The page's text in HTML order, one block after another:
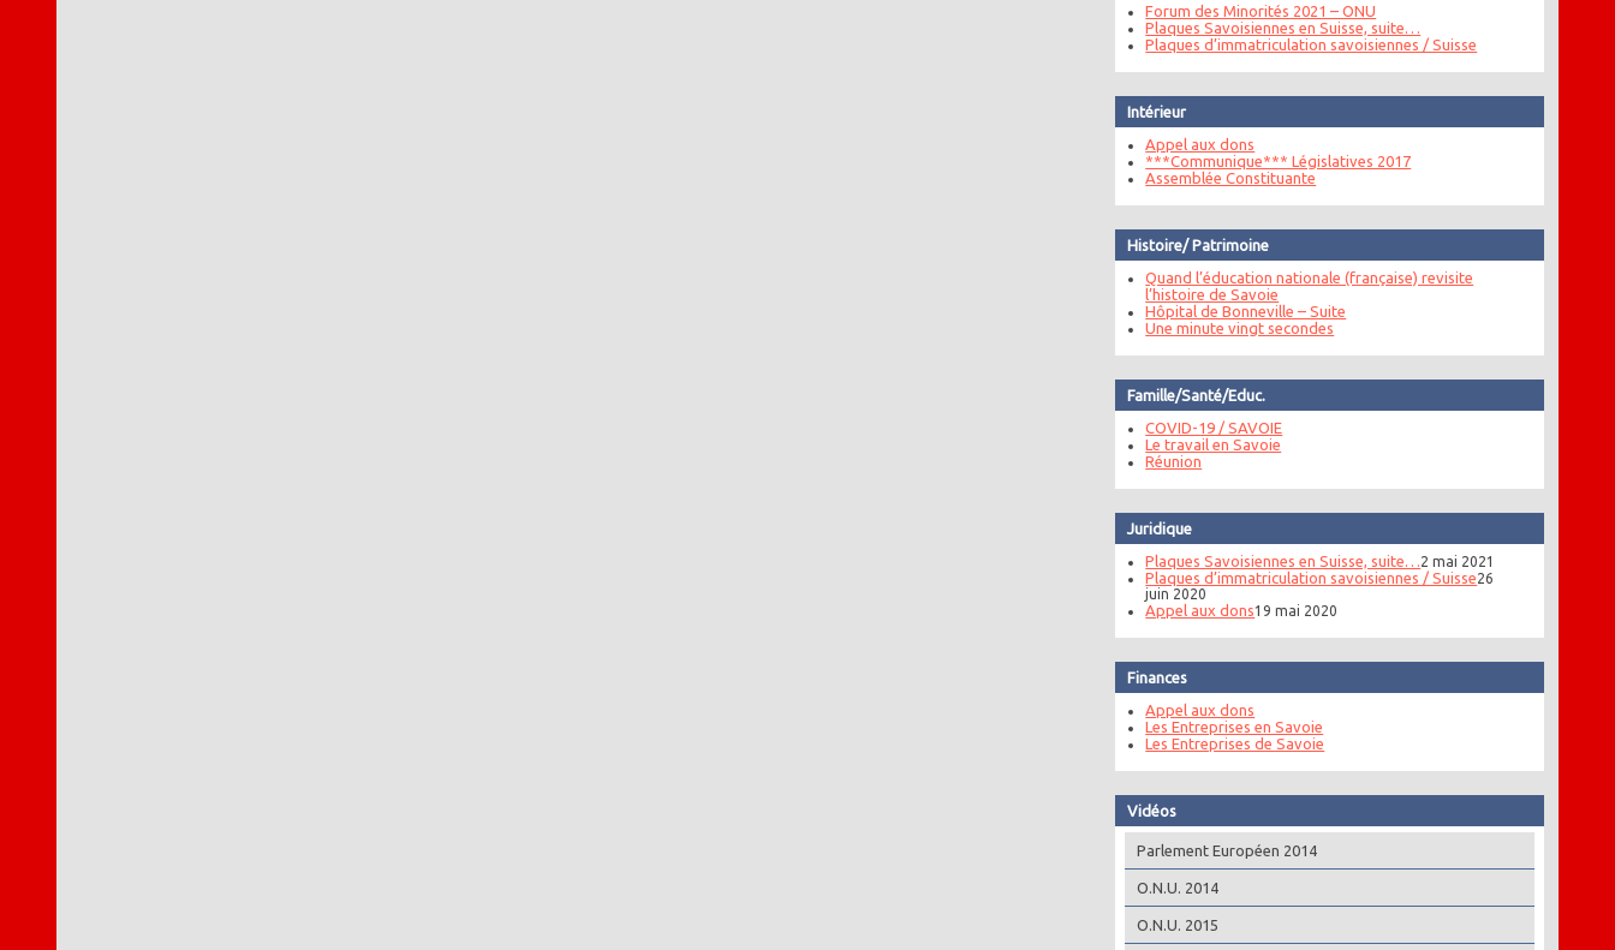
Forum des Minorités 2021 – ONU
Plaques Savoisiennes en Suisse, suite…
Plaques d’immatriculation savoisiennes / Suisse
Intérieur
Appel aux dons
***Communique*** Législatives 2017
Assemblée Constituante
Histoire/ Patrimoine
Quand l’éducation nationale (française) revisite
l’histoire de Savoie
Hôpital de Bonneville – Suite
Une minute vingt secondes
Famille/Santé/Educ.
COVID-19 / SAVOIE
Le travail en Savoie
Réunion
Juridique
Plaques Savoisiennes en Suisse, suite… 2 mai 2021
Plaques d’immatriculation savoisiennes / Suisse26
juin 2020
Appel aux dons19 mai 2020
Finances
Appel aux dons
Les Entreprises en Savoie
Les Entreprises de Savoie
Vidéos
Parlement Européen 2014
O.N.U. 2014
O.N.U. 2015